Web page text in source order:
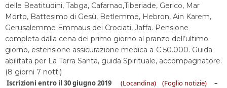
delle Beatitudini, Tabga, Cafarnao,Tiberiade, Gerico, Mar
Morto, Battesimo di Gesù, Betlemme, Hebron, Ain Karem,
Gerusalemme Emmaus dei Crociati, Jaffa. Pensione
completa dalla cena del primo giorno al pranzo dell’ultimo
giorno, estensione assicurazione medica a € 50.000. Guida
abilitata per La Terra Santa, guida Spirituale, accompagnatore.
(8 giorni 7 notti)
Iscrizioni entro il 30 giugno 2019
(Locandina) (Foglio notizie)
–